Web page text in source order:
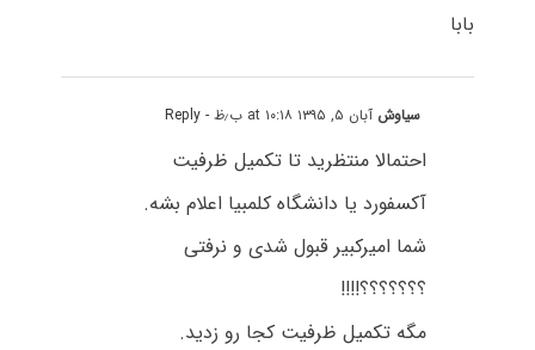
بابا
سیاوش آبان ۵, ۱۳۹۵ at ۱۰:۱۸ ب٫ظ - Reply
احتمالا منتظرید تا تکمیل ظرفیت
آکسفورد یا دانشگاه کلمبیا اعلام بشه.
شما امیرکبیر قبول شدی و نرفتی
؟؟؟؟؟؟؟!!!!
مگه تکمیل ظرفیت کجا رو زدید.